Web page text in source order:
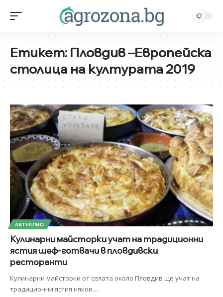
Етикет:Пловдив –Европейска
столица на културата 2019
АКТУАЛНО
Кулинарни майсторки учат на традиционни
ястия шеф-готвачи в пловдивски
ресторанти
Кулинарни майсторки от селата около Пловдив ще учат на
традиционни ястия някои…